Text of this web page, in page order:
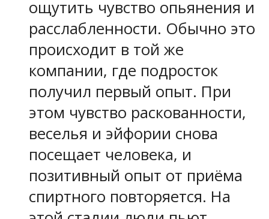
ощутить чувство опьянения и
расслабленности. Обычно это
происходит в той же
компании, где подросток
получил первый опыт. При
этом чувство раскованности,
веселья и эйфории снова
посещает человека, и
позитивный опыт от приёма
спиртного повторяется. На